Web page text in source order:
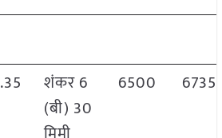
शंकर 6
(बी) 30
6500 6735